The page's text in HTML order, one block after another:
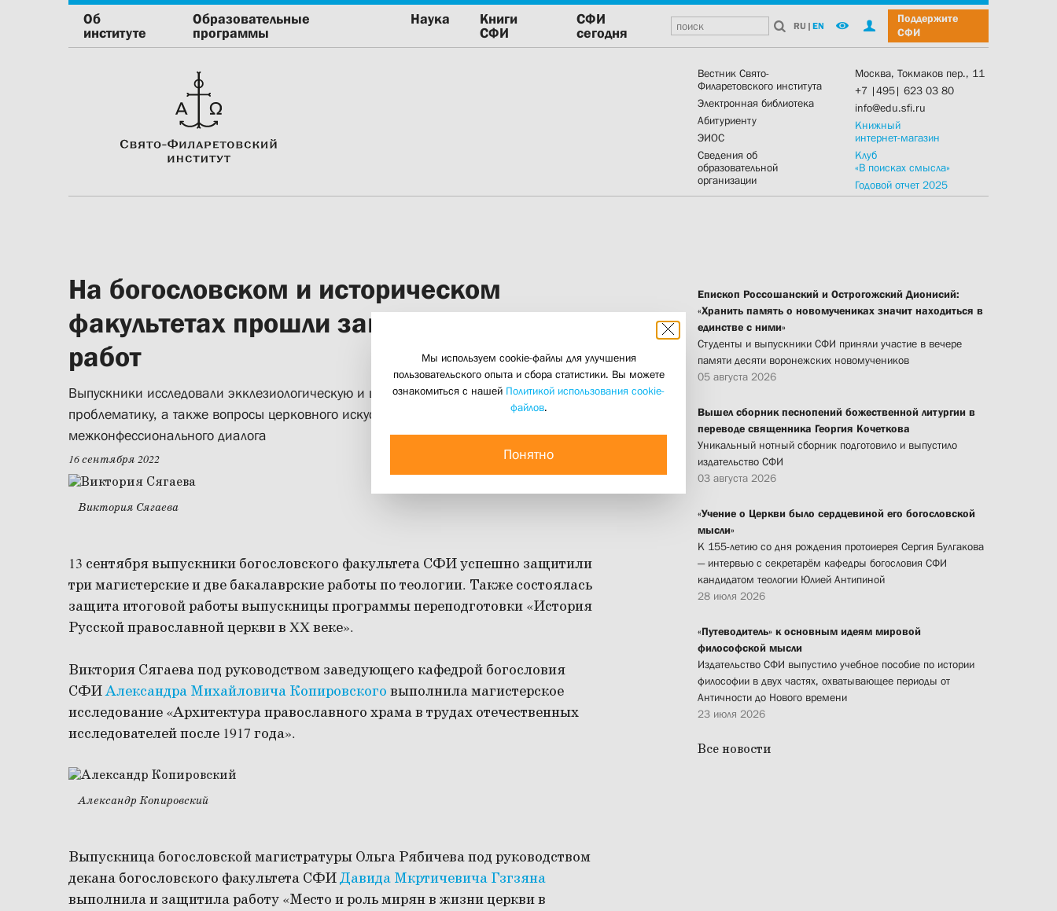
Об
институте
Образовательные
программы
Наука
Книги
СФИ
СФИ
сегодня
RU | EN
Поддержите
СФИ
Вестник Свято-
Филаретовского института
Электронная библиотека
Абитуриенту
ЭИОС
Сведения об
образовательной
организации
Москва, Токмаков пер., 11
+7 |495| 623 03 80
info@edu.sfi.ru
Книжный
интернет-магазин
Клуб
«В поисках смысла»
Годовой отчет 2025
На богословском и историческом
факультетах прошли защиты итоговых
работ
Выпускники исследовали экклезиологическую и церковно-историческую
проблематику, а также вопросы церковного искусства, истории миссии и
межконфессионального диалога
16 сентября 2022
Виктория Сягаева
13 сентября выпускники богословского факультета СФИ успешно защитили
три магистерские и две бакалаврские работы по теологии. Также состоялась
защита итоговой работы выпускницы программы переподготовки «История
Русской православной церкви в XX веке».
Виктория Сягаева под руководством заведующего кафедрой богословия
СФИАлександра Михайловича Копировского выполнила магистерское
исследование «Архитектура православного храма в трудах отечественных
исследователей после 1917 года».
Александр Копировский
Выпускница богословской магистратуры Ольга Рябичева под руководством
декана богословского факультета СФИДавида Мкртичевича Гзгзяна
выполнила и защитила работу «Место и роль мирян в жизни церкви в
Епископ Россошанский и Острогожский Дионисий:
«Хранить память о новомучениках значит находиться в
единстве с ними»
Студенты и выпускники СФИ приняли участие в вечере
памяти десяти воронежских новомучеников
05 августа 2026
Вышел сборник песнопений божественной литургии в
переводе священника Георгия Кочеткова
Уникальный нотный сборник подготовило и выпустило
издательство СФИ
03 августа 2026
«Учение о Церкви было сердцевиной его богословской
мысли»
К 155-летию со дня рождения протоиерея Сергия Булгакова
— интервью с секретарём кафедры богословия СФИ
кандидатом теологии Юлией Антипиной
28 июля 2026
«Путеводитель» к основным идеям мировой
философской мысли
Издательство СФИ выпустило учебное пособие по истории
философии в двух частях, охватывающее периоды от
Античности до Нового времени
23 июля 2026
Все новости
Мы используем cookie-файлы для улучшения
пользовательского опыта и сбора статистики. Вы можете
ознакомиться с нашей Политикой использования cookie-
файлов.
Понятно